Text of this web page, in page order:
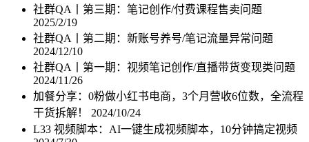
社群QA丨第三期：笔记创作/付费课程售卖问题
2025/2/19
社群QA丨第二期：新账号养号/笔记流量异常问题
2024/12/10
社群QA丨第一期：视频笔记创作/直播带货变现类问题
2024/11/26
加餐分享：0粉做小红书电商，3个月营收6位数，全流程
干货拆解！ 2024/10/24
L33 视频脚本：AI一键生成视频脚本，10分钟搞定视频